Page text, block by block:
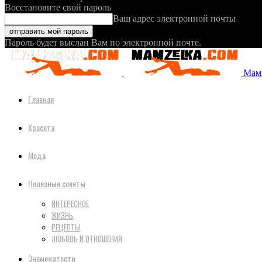
Восстановите свой пароль
Ваш адрес электронной почты
Пароль будет выслан Вам по электронной почте.
Главная
Красота
Мода
Полезные советы
ИНТЕРЕСНОЕ
ЖИЗНЬ
РЕЦЕПТЫ
ЛЮБОВЬ И ОТНОШЕНИЯ
Знаменитости